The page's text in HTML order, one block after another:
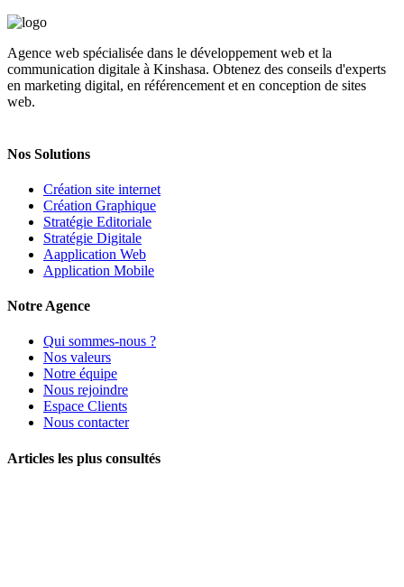
Agence web spécialisée dans le développement web et la
communication digitale à Kinshasa. Obtenez des conseils d'experts
en marketing digital, en référencement et en conception de sites
web.
Nos Solutions
Création site internet
Création Graphique
Stratégie Editoriale
Stratégie Digitale
Aapplication Web
Application Mobile
Notre Agence
Qui sommes-nous ?
Nos valeurs
Notre équipe
Nous rejoindre
Espace Clients
Nous contacter
Articles les plus consultés